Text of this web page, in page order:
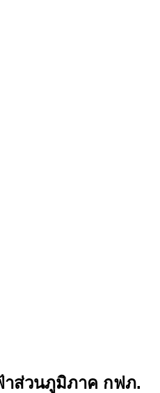
าส่วนภูมิภาค กฟภ.